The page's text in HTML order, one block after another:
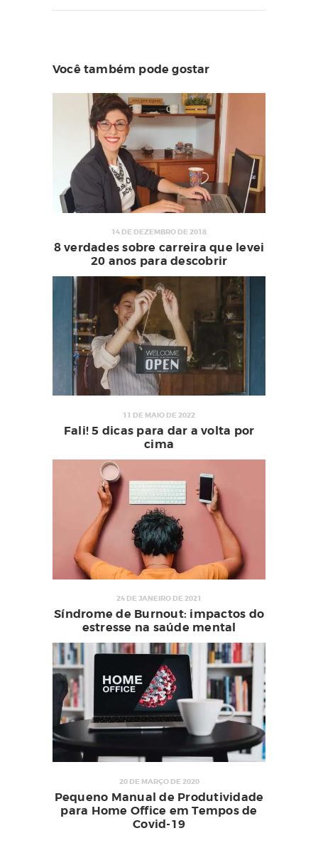
Você também pode gostar
14 DE DEZEMBRO DE 2018
8 verdades sobre carreira que levei
20 anos para descobrir
11 DE MAIO DE 2022
Fali! 5 dicas para dar a volta por
cima
24 DE JANEIRO DE 2021
Síndrome de Burnout: impactos do
estresse na saúde mental
20 DE MARÇO DE 2020
Pequeno Manual de Produtividade
para Home Office em Tempos de
Covid-19